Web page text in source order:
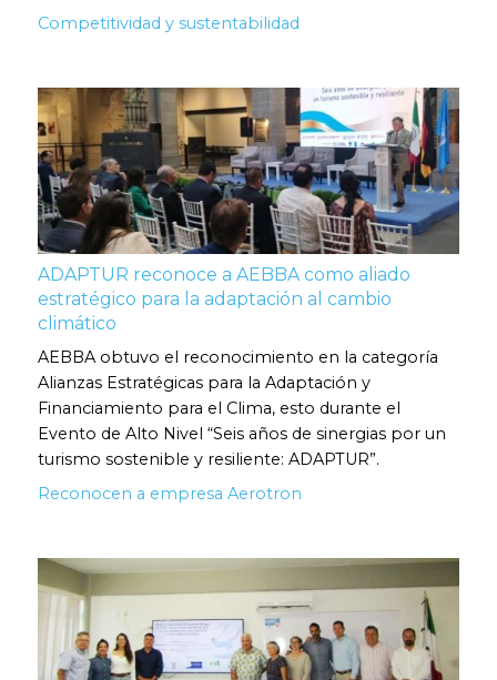
Competitividad y sustentabilidad
ADAPTUR reconoce a AEBBA como aliado
estratégico para la adaptación al cambio
climático
AEBBA obtuvo el reconocimiento en la categoría
Alianzas Estratégicas para la Adaptación y
Financiamiento para el Clima, esto durante el
Evento de Alto Nivel “Seis años de sinergias por un
turismo sostenible y resiliente: ADAPTUR”.
Reconocen a empresa Aerotron